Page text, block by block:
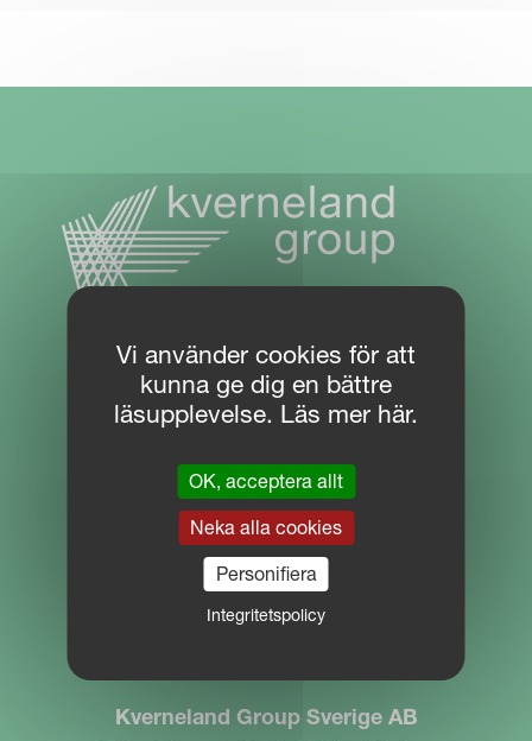
NAVIGATION
Download Centre
PARTNER PORTAL
MYKVERNELAND
Kverneland Group Sverige AB
Vi använder cookies för att
kunna ge dig en bättre
läsupplevelse. Läs mer här.
OK, acceptera allt
Neka alla cookies
Personifiera
Integritetspolicy